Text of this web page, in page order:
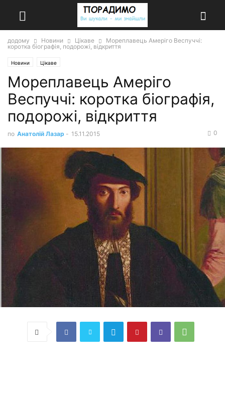
додому Новини Цікаве
Мореплавець Амеріго Веспуччі:
коротка біографія, подорожі, відкриття
Новини Цікаве
Мореплавець Амеріго
Веспуччі: коротка біографія,
подорожі, відкриття
по Анатолій Лазар - 15.11.2015 0